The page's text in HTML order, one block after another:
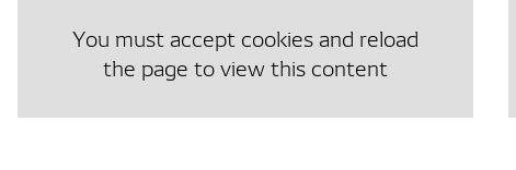
You must accept cookies and reload
the page to view this content